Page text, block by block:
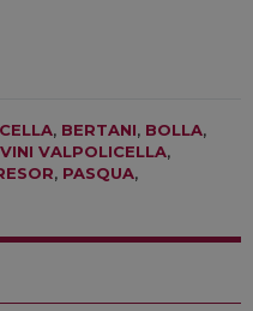
, BERTANI, BOLLA,
VALPOLICELLA,
, PASQUA,